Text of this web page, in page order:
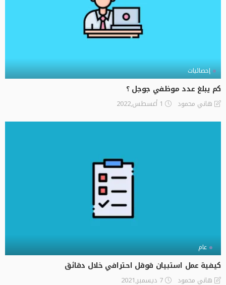
إحصائيات
كم يبلغ عدد موظفي جوجل ؟
هاني محمود 1 أغسطس,2022
عام
كيفية عمل استبيان قوقل احترافي خلال دقائق
هاني محمود 7 ديسمبر,2021